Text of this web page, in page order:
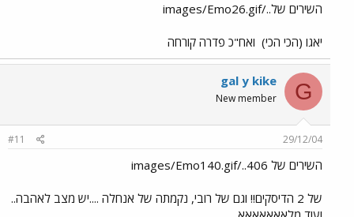
השירים של../images/Emo26.gif
יאגו (הכי הכי) ואח"כ פדרה קורחה
G
gal y kike
New member
29/12/04
#11
השירים של 406../images/Emo140.gif
של 2 הדיסקים!! וגם של רובי, נקמתה של אנחלה ....יש מצב לאהבה..